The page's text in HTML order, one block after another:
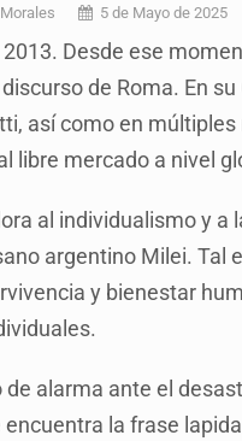
San Isidro denuncian tala;
tras inundación en
por desarrollo de
entre los asuntos
la lista de deudores en
5 de Mayo de 2025
Desde ese
de Roma. En
así como en
libre mercado a nivel
al individualismo y a
argentino Milei. Tal
y bienestar
de alarma ante el
la frase